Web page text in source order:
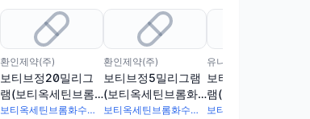
환인제약(주)
보티브정20밀리그
램(보티옥세틴브롬
화수소산염)
보티옥세틴브롬화수소산염 25.42mg
환인제약(주)
보티브정5밀리그램
(보티옥세틴브롬화
수소산염)
보티옥세틴브롬화수소산염 6.355mg
유니메드제약(주)
보티옥센정5밀리그
램(보티옥세틴브롬
화수소산염)